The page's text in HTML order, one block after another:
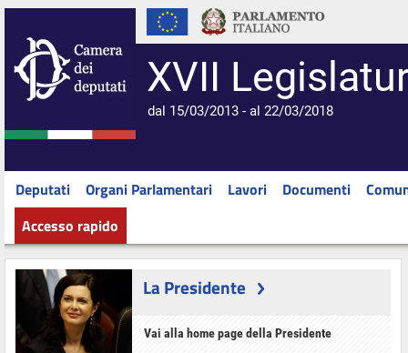
XVII
dal 15/03/2013 - al 22/03/2018
Deputati Organi Parlamentari Lavori Documenti
Accesso rapido
La Presidente
Vai alla home page della Presidente